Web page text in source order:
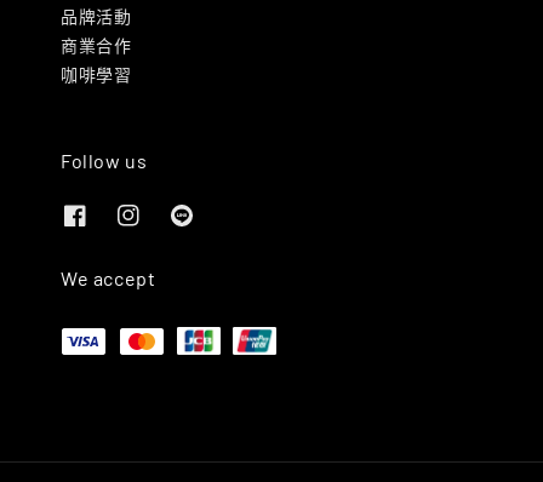
品牌活動
商業合作
咖啡學習
Follow us
We accept